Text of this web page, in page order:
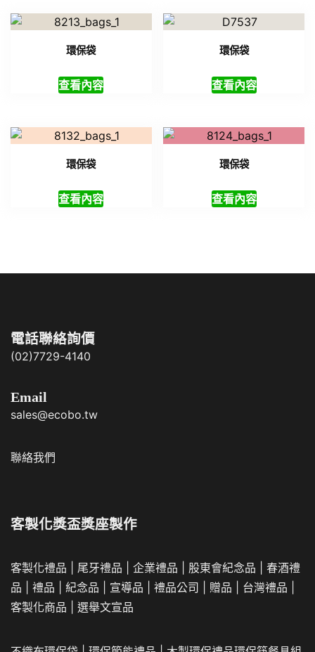
環保袋
查看內容
環保袋
查看內容
環保袋
查看內容
環保袋
查看內容
電話聯絡詢價
(02)7729-4140
Email
sales@ecobo.tw
聯絡我們
客製化獎盃獎座製作
客製化禮品 尾牙禮品 企業禮品 股東會紀念品
春酒禮
品
禮品 紀念品 宣導品 禮品公司 贈品 台灣禮品
客製化商品
選舉文宣品